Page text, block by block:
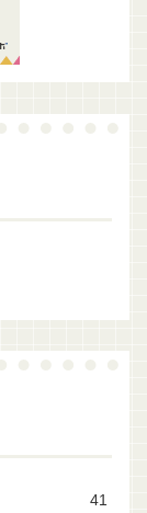
41